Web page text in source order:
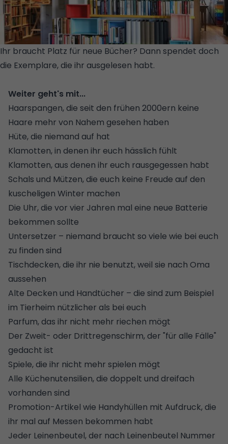
Ihr braucht Platz für neue Bücher? Dann spendet doch
die Exemplare, die ihr ausgelesen habt.
Weiter geht's mit...
Haarspangen, die seit den frühen 2000ern keine
Haare mehr von Nahem gesehen haben
Hüte, die niemand auf hat
Klamotten, in denen ihr euch hässlich fühlt
Klamotten, aus denen ihr euch rausgegessen habt
Schals und Mützen, die euch keine Freude auf den
kuscheligen Winter machen
Die Uhr, die vor vier Jahren mal eine neue Batterie
bekommen sollte
Untersetzer – niemand braucht so viele wie bei euch
zu finden sind
Tischdecken, die ihr nie benutzt, weil sie nach Oma
aussehen
Alte Decken und Handtücher – die sind zum Beispiel
im Tierheim nützlicher als bei euch
Parfum, das ihr nicht mehr riechen mögt
Der Zweit- oder Drittregenschirm, der "für alle Fälle"
gedacht ist
Spiele, die ihr nicht mehr spielen mögt
Alle Küchenutensilien, die doppelt und dreifach
vorhanden sind
Promotion-Artikel wie Handyhüllen mit Aufdruck, die
ihr mal auf Messen bekommen habt
Jeder Leinenbeutel, der nach Leinenbeutel Nummer